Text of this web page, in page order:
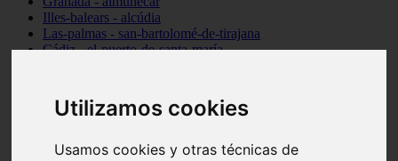
Utilizamos cookies
Usamos cookies y otras técnicas de
Illes-balears - alcúdia
Las-palmas - san-bartolomé-de-tirajana
Cádiz - el-puerto-de-santa-maría
Santa-cruz-de-tenerife - los-llanos-de-aridane
Cantabria - suances
Granada - monachil